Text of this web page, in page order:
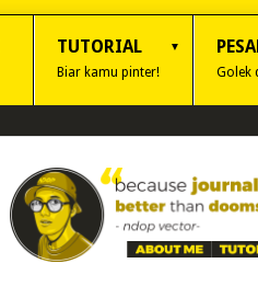
TUTORIAL
Biar kamu pinter! Golek